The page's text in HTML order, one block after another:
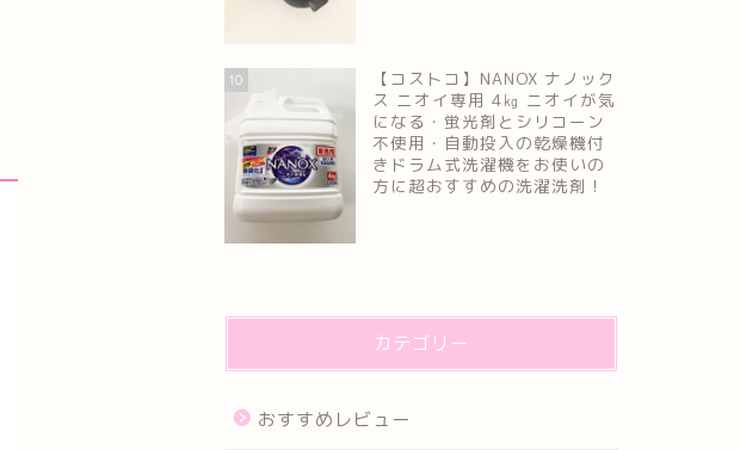
10
【コストコ】NANOX ナノック
ス ニオイ専用 4㎏ ニオイが気
になる・蛍光剤とシリコーン
不使用・自動投入の乾燥機付
きドラム式洗濯機をお使いの
方に超おすすめの洗濯洗剤！
カテゴリー
おすすめレビュー